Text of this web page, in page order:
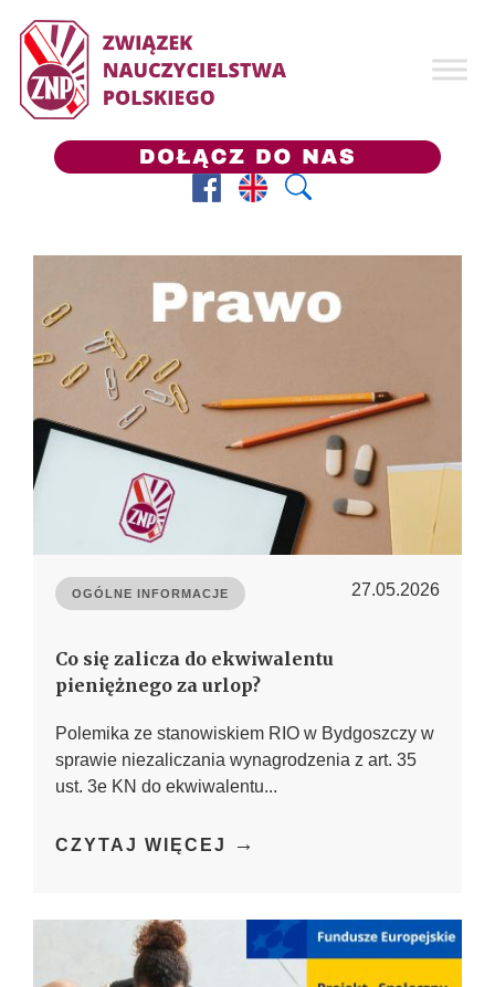
FacebookPrezes ZNP
Wyszukaj
OGÓLNE INFORMACJE 27.05.2026
Co się zalicza do ekwiwalentu
pieniężnego za urlop?
Polemika ze stanowiskiem RIO w Bydgoszczy w
sprawie niezaliczania wynagrodzenia z art. 35
ust. 3e KN do ekwiwalentu...
CZYTAJ WIĘCEJ →